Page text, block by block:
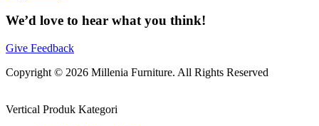
We’d love to hear what you think!
Give Feedback
Copyright © 2026 Millenia Furniture. All Rights Reserved
Vertical Produk Kategori